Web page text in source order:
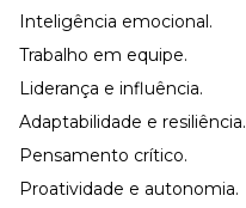
Inteligência emocional.
Trabalho em equipe.
Liderança e influência.
Adaptabilidade e resiliência.
Pensamento crítico.
Proatividade e autonomia.